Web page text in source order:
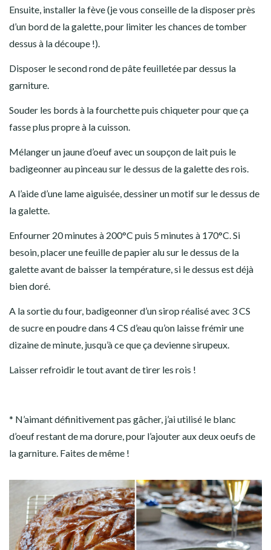
Ensuite, installer la fève (je vous conseille de la disposer près
d’un bord de la galette, pour limiter les chances de tomber
dessus à la découpe !).
Disposer le second rond de pâte feuilletée par dessus la
garniture.
Souder les bords à la fourchette puis chiqueter pour que ça
fasse plus propre à la cuisson.
Mélanger un jaune d’oeuf avec un soupçon de lait puis le
badigeonner au pinceau sur le dessus de la galette des rois.
A l’aide d’une lame aiguisée, dessiner un motif sur le dessus de
la galette.
Enfourner 20 minutes à 200°C puis 5 minutes à 170°C. Si
besoin, placer une feuille de papier alu sur le dessus de la
galette avant de baisser la température, si le dessus est déjà
bien doré.
A la sortie du four, badigeonner d’un sirop réalisé avec 3 CS
de sucre en poudre dans 4 CS d’eau qu’on laisse frémir une
dizaine de minute, jusqu’à ce que ça devienne sirupeux.
Laisser refroidir le tout avant de tirer les rois !
* N’aimant définitivement pas gâcher, j’ai utilisé le blanc
d’oeuf restant de ma dorure, pour l’ajouter aux deux oeufs de
la garniture. Faites de même !